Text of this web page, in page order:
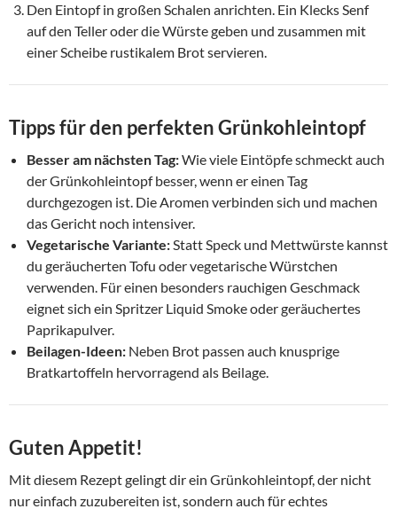
Den Eintopf in großen Schalen anrichten. Ein Klecks Senf
auf den Teller oder die Würste geben und zusammen mit
einer Scheibe rustikalem Brot servieren.
Tipps für den perfekten Grünkohleintopf
Besser am nächsten Tag:Wie viele Eintöpfe schmeckt auch
der Grünkohleintopf besser, wenn er einen Tag
durchgezogen ist. Die Aromen verbinden sich und machen
das Gericht noch intensiver.
Vegetarische Variante:Statt Speck und Mettwürste kannst
du geräucherten Tofu oder vegetarische Würstchen
verwenden. Für einen besonders rauchigen Geschmack
eignet sich ein Spritzer Liquid Smoke oder geräuchertes
Paprikapulver.
Beilagen-Ideen: Neben Brot passen auch knusprige
Bratkartoffeln hervorragend als Beilage.
Guten Appetit!
Mit diesem Rezept gelingt dir ein Grünkohleintopf, der nicht
nur einfach zuzubereiten ist, sondern auch für echtes